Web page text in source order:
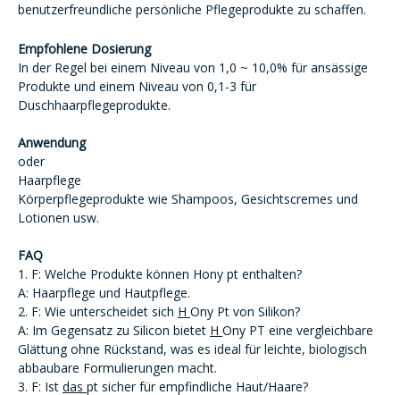
benutzerfreundliche persönliche Pflegeprodukte zu schaffen.
Empfohlene Dosierung
In der Regel bei einem Niveau von 1,0 ~ 10,0% für ansässige
Produkte und einem Niveau von 0,1-3 für
Duschhaarpflegeprodukte.
Anwendung
oder
Haarpflege
Körperpflegeprodukte wie Shampoos, Gesichtscremes und
Lotionen usw.
FAQ
1. F: Welche Produkte können Hony pt enthalten?
A: Haarpflege und Hautpflege.
2. F: Wie unterscheidet sich H Ony Pt von Silikon?
A: Im Gegensatz zu Silicon bietet H Ony PT eine vergleichbare
Glättung ohne Rückstand, was es ideal für leichte, biologisch
abbaubare Formulierungen macht.
3. F: Ist das pt sicher für empfindliche Haut/Haare?